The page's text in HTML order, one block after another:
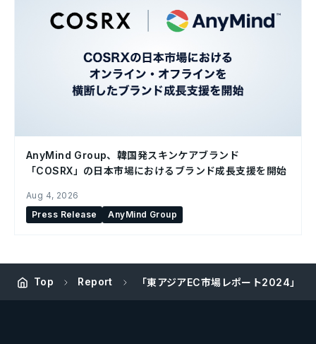
AnyMind Group、韓国発スキンケアブランド
「COSRX」の日本市場におけるブランド成長支援を開始
Aug 4, 2026
Press Release
AnyMind Group
Top Report 「東アジアEC市場レポート2024」